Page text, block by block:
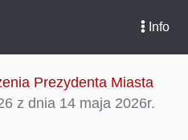
Info
Prezydenta Miasta
z dnia 14 maja 2026r.